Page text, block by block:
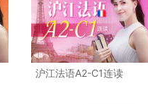
沪江法语A2-C1连读